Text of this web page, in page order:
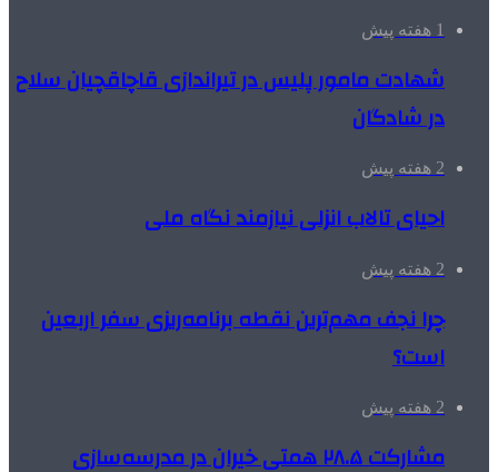
1 هفته پیش
شهادت مامور پلیس در تیراندازی قاچاقچیان سلاح
در شادگان
2 هفته پیش
احیای تالاب انزلی نیازمند نگاه ملی
2 هفته پیش
چرا نجف مهم‌ترین نقطه برنامه‌ریزی سفر اربعین
است؟
2 هفته پیش
مشارکت ۲۸.۵ همتی خیران در مدرسه‌سازی